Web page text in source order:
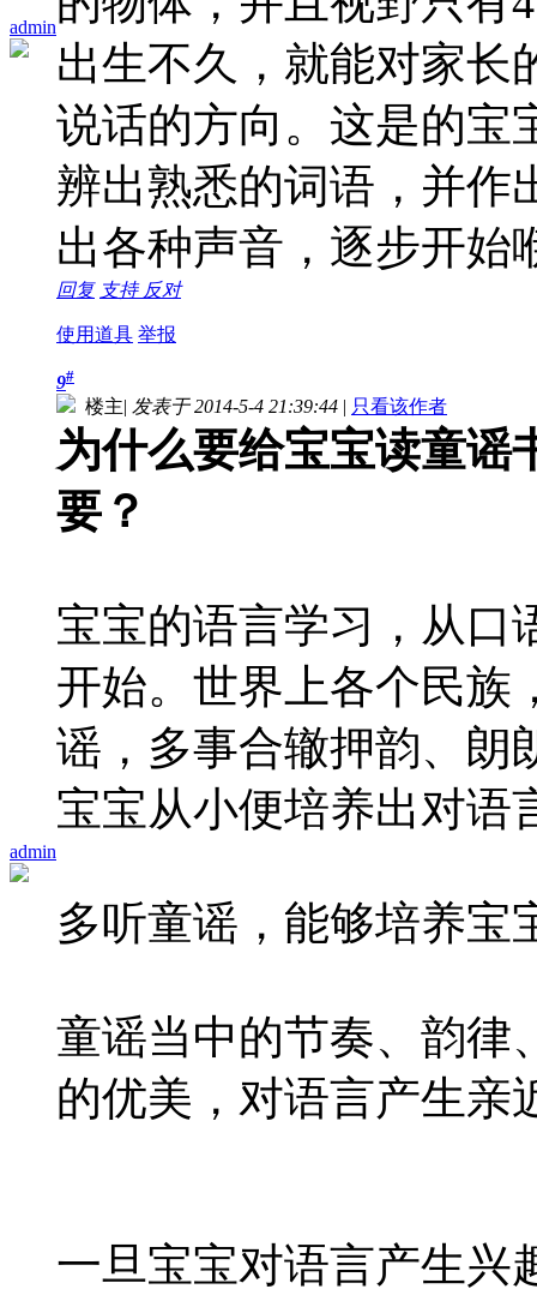
admin
出生不久，就能对家长
说话的方向。这是的宝
辨出熟悉的词语，并作
出各种声音，逐步开始
回复 支持 反对
使用道具 举报
admin
9#
楼主| 发表于 2014-5-4 21:39:44 | 只看该作者
为什么要给宝宝读童谣
要？
宝宝的语言学习，从口
开始。世界上各个民族
谣，多事合辙押韵、朗
宝宝从小便培养出对语
多听童谣，能够培养宝
童谣当中的节奏、韵律
的优美，对语言产生亲
一旦宝宝对语言产生兴